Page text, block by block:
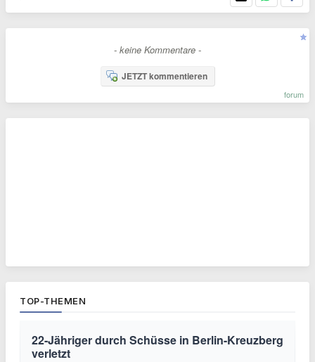
- keine Kommentare -
JETZT kommentieren
forum
TOP-THEMEN
22-Jähriger durch Schüsse in Berlin-Kreuzberg
verletzt